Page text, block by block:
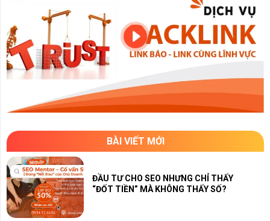
BÀI VIẾT MỚI
ĐẦU TƯ CHO SEO NHƯNG CHỈ THẤY
“ĐỐT TIỀN” MÀ KHÔNG THẤY SỐ?